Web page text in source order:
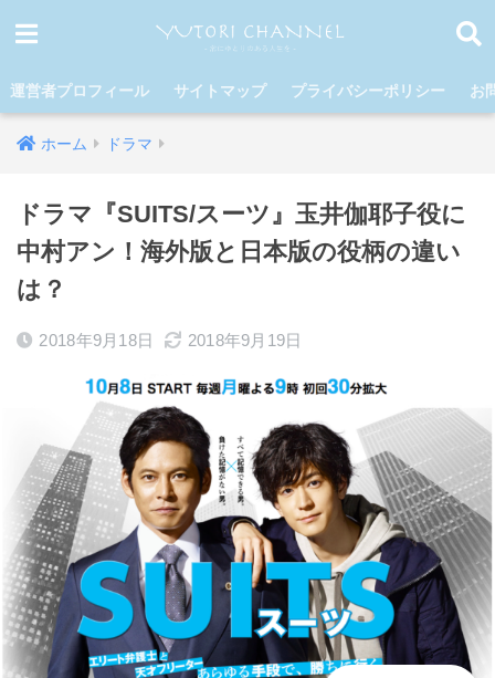
運営者プロフィール サイトマップ プライバシーポリシー お
ホーム ドラマ
ドラマ『SUITS/スーツ』玉井伽耶子役に
中村アン！海外版と日本版の役柄の違い
は？
2018年9月18日 2018年9月19日